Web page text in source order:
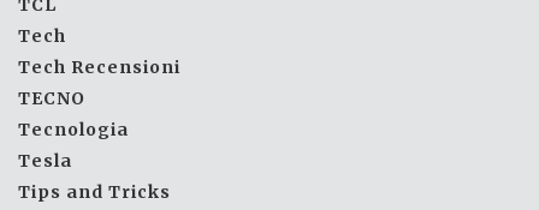
TCL
Tech
Tech Recensioni
TECNO
Tecnologia
Tesla
Tips and Tricks